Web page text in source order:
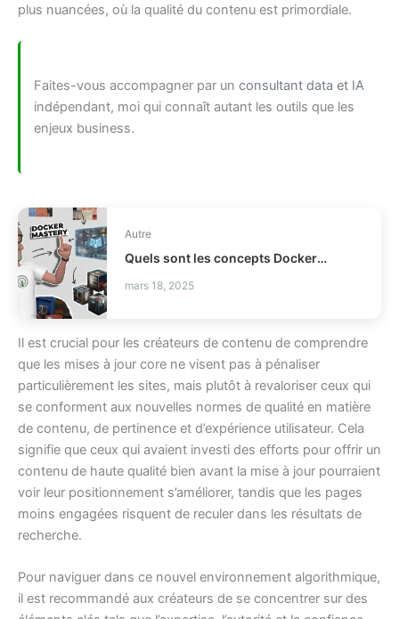
plus nuancées, où la qualité du contenu est primordiale.
Faites-vous accompagner par un consultant data et IA
indépendant, moi qui connaît autant les outils que les
enjeux business.
Autre
Quels sont les concepts Docker essentiels à maîtriser rapidement ?
mars 18, 2025
Il est crucial pour les créateurs de contenu de comprendre
que les mises à jour core ne visent pas à pénaliser
particulièrement les sites, mais plutôt à revaloriser ceux qui
se conforment aux nouvelles normes de qualité en matière
de contenu, de pertinence et d’expérience utilisateur. Cela
signifie que ceux qui avaient investi des efforts pour offrir un
contenu de haute qualité bien avant la mise à jour pourraient
voir leur positionnement s’améliorer, tandis que les pages
moins engagées risquent de reculer dans les résultats de
recherche.
Pour naviguer dans ce nouvel environnement algorithmique,
il est recommandé aux créateurs de se concentrer sur des